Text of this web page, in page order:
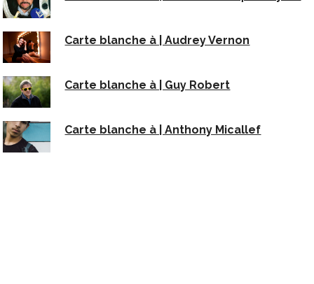
Carte blanche à | Audrey Vernon
Carte blanche à | Guy Robert
Carte blanche à | Anthony Micallef